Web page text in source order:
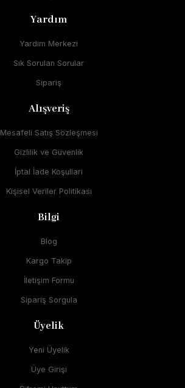
Yardım
Yardım Merkezi
Sık Sorulan Sorular
Sipariş
Alışveriş
Mesafeli Satış Sözleşmesi
Gizlilik ve Güvenlik
İptal İade Koşullari
Kişisel Veriler Politikası
Bilgi
Blog
Kargo Takip
İletişim Formu
Sipariş Sorgula
Üyelik
Yeni Üyelik
Üye Girişi